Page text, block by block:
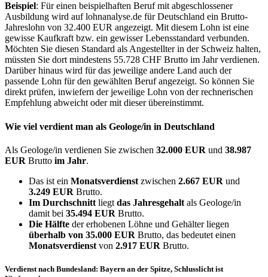
Beispiel: Für einen beispielhaften Beruf mit abgeschlossener
Ausbildung wird auf lohnanalyse.de für Deutschland ein Brutto-
Jahreslohn von 32.400 EUR angezeigt. Mit diesem Lohn ist eine
gewisse Kaufkraft bzw. ein gewisser Lebensstandard verbunden.
Möchten Sie diesen Standard als Angestellter in der Schweiz halten,
müssten Sie dort mindestens 55.728 CHF Brutto im Jahr verdienen.
Darüber hinaus wird für das jeweilige andere Land auch der
passende Lohn für den gewählten Beruf angezeigt. So können Sie
direkt prüfen, inwiefern der jeweilige Lohn von der rechnerischen
Empfehlung abweicht oder mit dieser übereinstimmt.
Wie viel verdient man als Geologe/in in Deutschland
Als Geologe/in verdienen Sie zwischen 32.000 EUR und 38.987
EUR Brutto im Jahr.
Das ist ein Monatsverdienst zwischen 2.667 EUR und
3.249 EUR Brutto.
Im Durchschnitt liegt das Jahresgehalt als Geologe/in
damit bei 35.494 EUR Brutto.
Die Hälfte der erhobenen Löhne und Gehälter liegen
überhalb von 35.000 EUR Brutto, das bedeutet einen
Monatsverdienst von 2.917 EUR Brutto.
Verdienst nach Bundesland: Bayern an der Spitze, Schlusslicht ist